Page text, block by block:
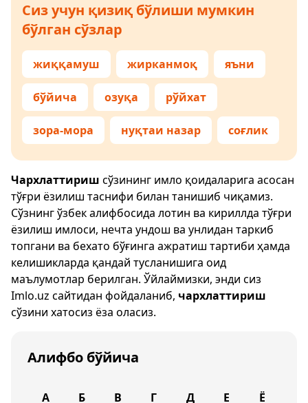
Сиз учун қизиқ бўлиши мумкин
бўлган сўзлар
жиққамуш жирканмоқ яъни
бўйича озуқа рўйхат
зора-мора нуқтаи назар соғлик
Чархлаттириш сўзининг имло қоидаларига асосан
тўғри ёзилиш таснифи билан танишиб чиқамиз.
Сўзнинг ўзбек алифбосида лотин ва кириллда тўғри
ёзилиш имлоси, нечта ундош ва унлидан таркиб
топгани ва бехато бўғинга ажратиш тартиби ҳамда
келишикларда қандай тусланишига оид
маълумотлар берилган. Ўйлаймизки, энди сиз
Imlo.uz сайтидан фойдаланиб, чархлаттириш
сўзини хатосиз ёза оласиз.
Алифбо бўйича
А Б В Г Д Е Ё